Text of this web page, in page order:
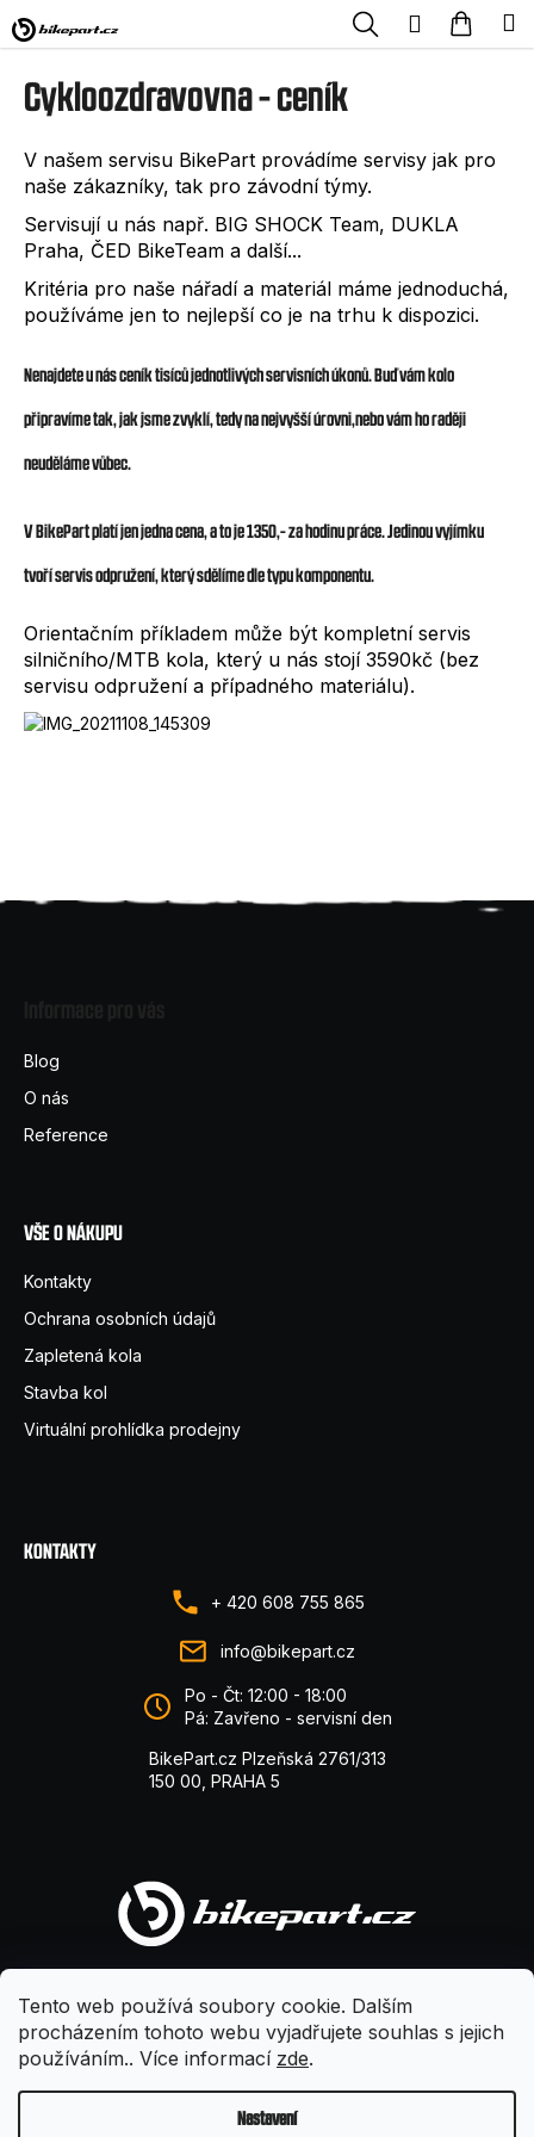
Tento web používá soubory cookie. Dalším
procházením tohoto webu vyjadřujete souhlas s jejich
používáním.. Více informací zde.
Nastavení
na
obsah
HledatPřihlášení
Cykloozdravovna - ceník
V našem servisu BikePart provádíme servisy jak pro
naše zákazníky, tak pro závodní týmy.
Servisují u nás např. BIG SHOCK Team, DUKLA
Praha, ČED BikeTeam a další...
Kritéria pro naše nářadí a materiál máme jednoduchá,
používáme jen to nejlepší co je na trhu k dispozici.
Nenajdete u nás ceník tisíců jednotlivých servisních úkonů. Buď vám kolo
připravíme tak, jak jsme zvyklí, tedy na nejvyšší úrovni,nebo vám ho raději
neuděláme vůbec.
V BikePart platí jen jedna cena, a to je 1350,- za hodinu práce. Jedinou vyjímku
tvoří servis odpružení, který sdělíme dle typu komponentu.
Orientačním příkladem může být kompletní servis
silničního/MTB kola, který u nás stojí 3590kč (bez
servisu odpružení a případného materiálu).
K
o
C
o
p
o
t
e
b
u
e
t
e
n
a
j
D
o
p
u
u
j
e
m
e
Blog
O nás
Reference
VŠE O NÁKUPU
Kontakty
Ochrana osobních údajů
Zapletená kola
Stavba kol
Virtuální prohlídka prodejny
KONTAKTY
+ 420 608 755 865
info@bikepart.cz
Po - Čt: 12:00 - 18:00
Pá: Zavřeno - servisní den
BikePart.cz Plzeňská 2761/313
150 00, PRAHA 5